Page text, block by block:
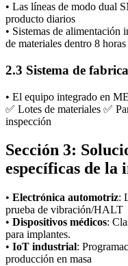
• Las líneas de modo dual
producto diarios
• Sistemas de alimentación
de materiales dentro 8 horas
2.3 Sistema de
• El equipo integrado en
✅ Lotes de materiales ✅
inspección
Sección 3:
específicas de la
• Electrónica automotriz:
prueba de vibración/HALT
• Dispositivos médicos:
para implantes.
• IoT industrial:
producción en masa